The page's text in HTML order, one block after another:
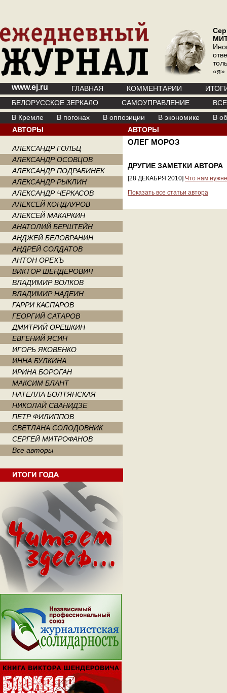
«я»
www.ej.ru ГЛАВНАЯ КОММЕНТАРИИ
БЕЛОРУССКОЕ ЗЕРКАЛО
САМОУПРАВЛЕНИЕ
В Кремле
В погонах В оппозиции В экономике
В
АВТОРЫ
АЛЕКСАНДР ГОЛЬЦ
АЛЕКСАНДР ОСОВЦОВ
АЛЕКСАНДР ПОДРАБИНЕК
АЛЕКСАНДР РЫКЛИН
АЛЕКСАНДР ЧЕРКАСОВ
АЛЕКСЕЙ КОНДАУРОВ
АЛЕКСЕЙ МАКАРКИН
АНАТОЛИЙ БЕРШТЕЙН
АНДЖЕЙ БЕЛОВРАНИН
АНДРЕЙ СОЛДАТОВ
АНТОН ОРЕХЪ
ВИКТОР ШЕНДЕРОВИЧ
ВЛАДИМИР ВОЛКОВ
ВЛАДИМИР НАДЕИН
ГАРРИ КАСПАРОВ
ГЕОРГИЙ САТАРОВ
ДМИТРИЙ ОРЕШКИН
ЕВГЕНИЙ ЯСИН
ИГОРЬ ЯКОВЕНКО
ИННА БУЛКИНА
ИРИНА БОРОГАН
МАКСИМ БЛАНТ
НАТЕЛЛА БОЛТЯНСКАЯ
НИКОЛАЙ СВАНИДЗЕ
ПЕТР ФИЛИППОВ
СВЕТЛАНА СОЛОДОВНИК
СЕРГЕЙ МИТРОФАНОВ
Все авторы
АВТОРЫ
ОЛЕГ МОРОЗ
ДРУГИЕ ЗАМЕТКИ АВТОРА
[28 ДЕКАБРЯ 2010] Что нам
Показать все статьи автора